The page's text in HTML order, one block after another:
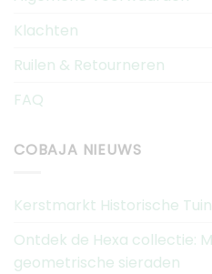
Klachten
Ruilen & Retourneren
FAQ
COBAJA NIEUWS
Kerstmarkt Historische
Ontdek de Hexa collectie:
geometrische sieraden